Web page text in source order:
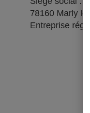
78160 Marly le
Entreprise